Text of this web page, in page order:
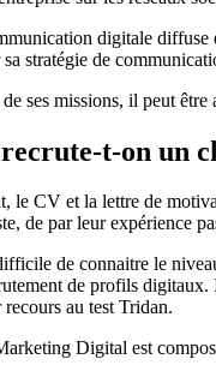
digitale diffuse
sa stratégie de
ses missions, il peut
t-on un
le CV et la lettre de
de par leur expérience
de connaitre le
de profils
au test Tridan.
Digital est